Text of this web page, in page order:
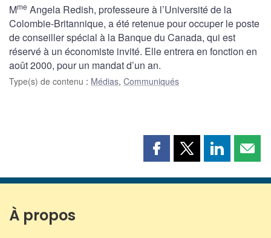
Mme Angela Redish, professeure à l’Université de la
Colombie-Britannique, a été retenue pour occuper le poste
de conseiller spécial à la Banque du Canada, qui est
réservé à un économiste invité. Elle entrera en fonction en
août 2000, pour un mandat d’un an.
Type(s) de contenu : Médias, Communiqués
Partager
page
Partager
page
Partager
page page
À propos